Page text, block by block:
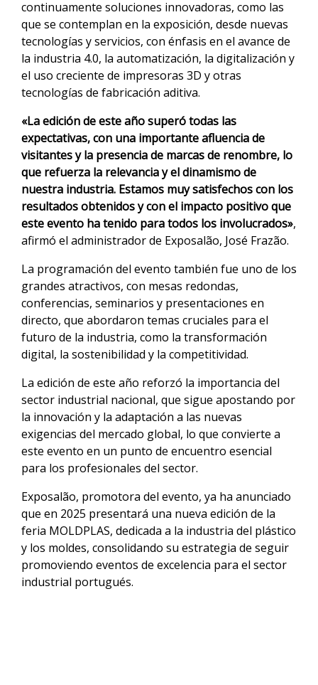
continuamente soluciones innovadoras, como las
que se contemplan en la exposición, desde nuevas
tecnologías y servicios, con énfasis en el avance de
la industria 4.0, la automatización, la digitalización y
el uso creciente de impresoras 3D y otras
tecnologías de fabricación aditiva.
«La edición de este año superó todas las
expectativas, con una importante afluencia de
visitantes y la presencia de marcas de renombre, lo
que refuerza la relevancia y el dinamismo de
nuestra industria. Estamos muy satisfechos con los
resultados obtenidos y con el impacto positivo que
este evento ha tenido para todos los involucrados»,
afirmó el administrador de Exposalão, José Frazão.
La programación del evento también fue uno de los
grandes atractivos, con mesas redondas,
conferencias, seminarios y presentaciones en
directo, que abordaron temas cruciales para el
futuro de la industria, como la transformación
digital, la sostenibilidad y la competitividad.
La edición de este año reforzó la importancia del
sector industrial nacional, que sigue apostando por
la innovación y la adaptación a las nuevas
exigencias del mercado global, lo que convierte a
este evento en un punto de encuentro esencial
para los profesionales del sector.
Exposalão, promotora del evento, ya ha anunciado
que en 2025 presentará una nueva edición de la
feria MOLDPLAS, dedicada a la industria del plástico
y los moldes, consolidando su estrategia de seguir
promoviendo eventos de excelencia para el sector
industrial portugués.